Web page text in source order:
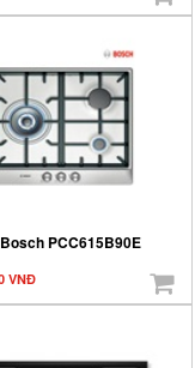
PCC615B90E
VNĐ